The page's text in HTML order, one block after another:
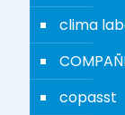
clima
copasst